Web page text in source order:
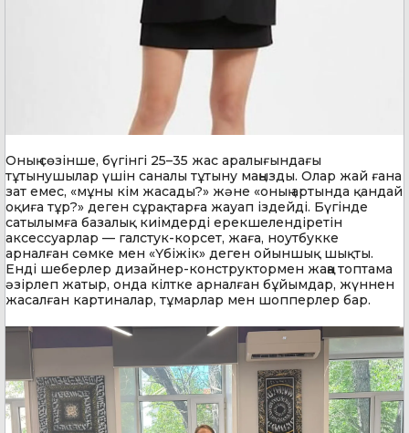
Оның сөзінше, бүгінгі 25–35 жас аралығындағы
тұтынушылар үшін саналы тұтыну маңызды. Олар жай ғана
зат емес, «мұны кім жасады?» және «оның артында қандай
оқиға тұр?» деген сұрақтарға жауап іздейді. Бүгінде
сатылымға базалық киімдерді ерекшелендіретін
аксессуарлар — галстук-корсет, жаға, ноутбукке
арналған сөмке мен «Үбіжік» деген ойыншық шықты.
Енді шеберлер дизайнер-конструктормен жаңа топтама
әзірлеп жатыр, онда кілтке арналған бұйымдар, жүннен
жасалған картиналар, тұмарлар мен шопперлер бар.